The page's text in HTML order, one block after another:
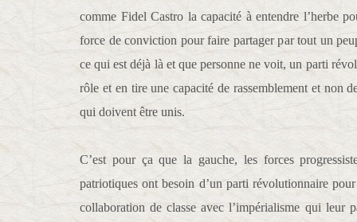
comme Fidel Castro la capacité à entendre l’herbe
force de conviction pour faire partager par tout un
ce qui est déjà là et que personne ne voit, un parti
rôle et en tire une capacité de rassemblement et non
qui doivent être unis.
C’est pour ça que la gauche, les forces
patriotiques ont besoin d’un parti révolutionnaire
collaboration de classe avec l’impérialisme qui leur